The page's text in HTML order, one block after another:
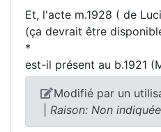
Et, l'acte m.1928 ( de
(ça devrait être
*
est-il présent au b.1921
Modifié par un
Raison: Non indiquée